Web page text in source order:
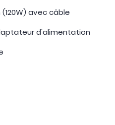
avec câble
d'alimentation